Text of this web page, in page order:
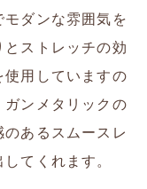
ダンな雰囲気を
ストレッチの効
使用していますの
ガンメタリックの
あるスムースレ
てくれます。